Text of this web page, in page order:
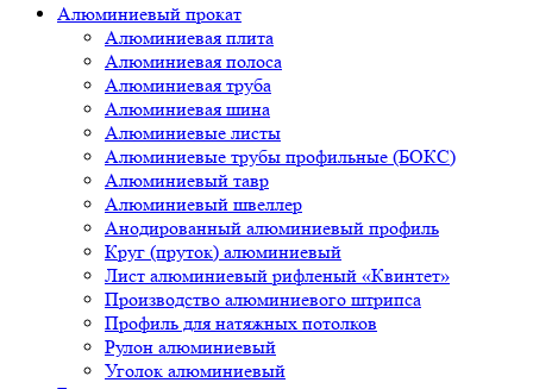
Алюминиевый прокат
Алюминиевая плита
Алюминиевая полоса
Алюминиевая труба
Алюминиевая шина
Алюминиевые листы
Алюминиевые трубы профильные (БОКС)
Алюминиевый тавр
Алюминиевый швеллер
Анодированный алюминиевый профиль
Круг (пруток) алюминиевый
Лист алюминиевый рифленый «Квинтет»
Производство алюминиевого штрипса
Профиль для натяжных потолков
Рулон алюминиевый
Уголок алюминиевый